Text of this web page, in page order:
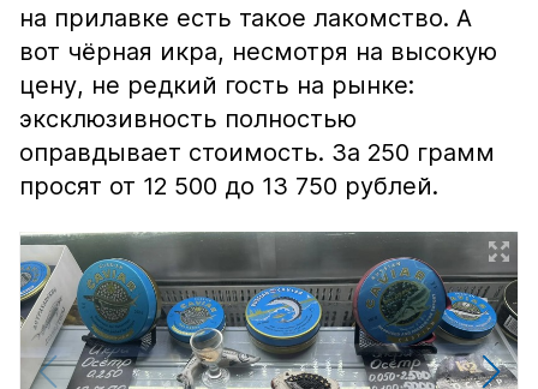
на прилавке есть такое лакомство. А
вот чёрная икра, несмотря на высокую
цену, не редкий гость на рынке:
эксклюзивность полностью
оправдывает стоимость. За 250 грамм
просят от 12 500 до 13 750 рублей.